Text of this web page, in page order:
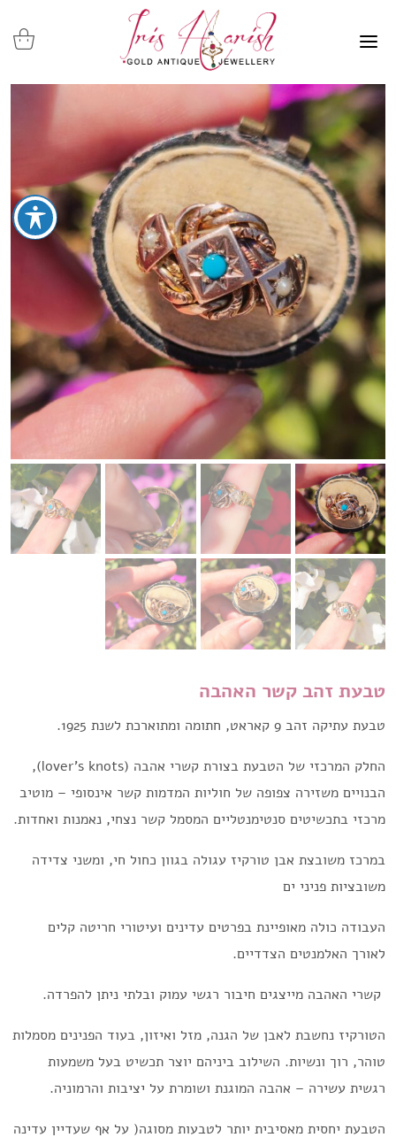
טבעת זהב קשר האהבה
טבעת עתיקה זהב 9 קאראט, חתומה ומתוארכת לשנת 1925.
החלק המרכזי של הטבעת בצורת קשרי אהבה (lover’s knots),
הבנויים משזירה צפופה של חוליות המדמות קשר אינסופי – מוטיב
מרכזי בתכשיטים סנטימנטליים המסמל קשר נצחי, נאמנות ואחדות.
במרכז משובצת אבן טורקיז עגולה בגוון כחול חי, ומשני צדידה
משובציות פניני ים
העבודה כולה מאופיינת בפרטים עדינים ועיטורי חריטה קלים
לאורך האלמנטים הצדדיים.
קשרי האהבה מייצגים חיבור רגשי עמוק ובלתי ניתן להפרדה.
הטורקיז נחשבת לאבן של הגנה, מזל ואיזון, בעוד הפנינים מסמלות
טוהר, רוך ונשיות. השילוב ביניהם יוצר תכשיט בעל משמעות
רגשית עשירה – אהבה המוגנת ושומרת על יציבות והרמוניה.
הטבעת יחסית מאסיבית יותר לטבעות מסוגה( על אף שעדיין עדינה